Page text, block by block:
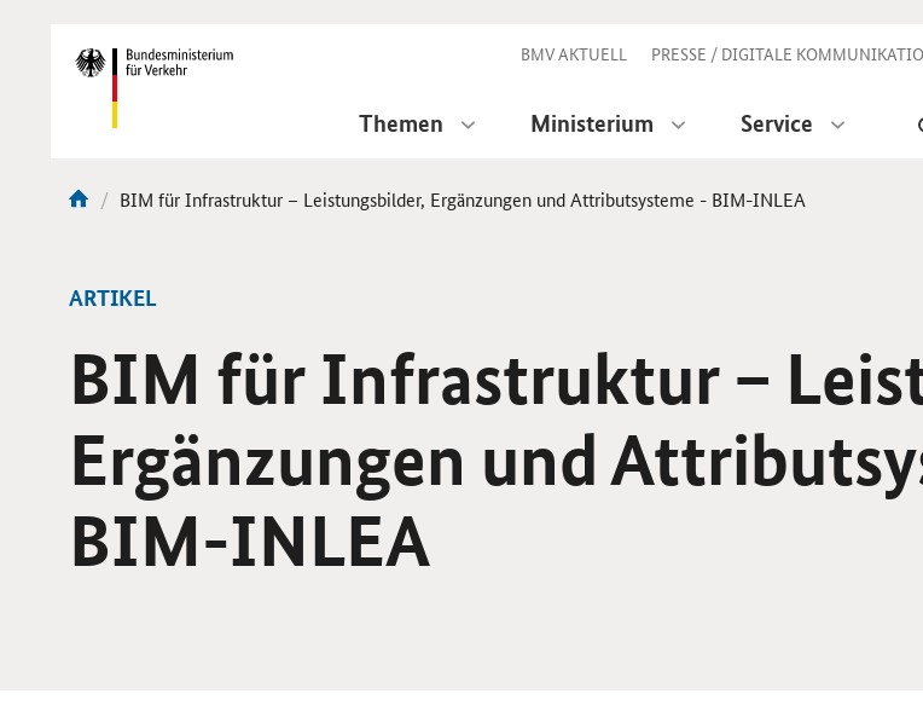
Navigation BMV AKTUELL PRESSE / DIGITALE
Themen Ministerium Service
Aktuelle
BIM für Infrastruktur – Leistungsbilder, Ergänzungen und Attributsysteme - BIM-INLEA
ARTIKEL
BIM für Infrastruktur –
Ergänzungen und
BIM-INLEA